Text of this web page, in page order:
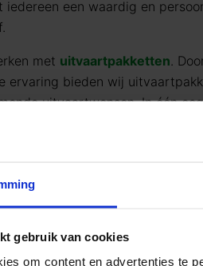
gebruik van cookies
om content en advertenties te
een waardig en
met uitvaartpakketten.
ervaring bieden wij
uitvaartwensen. In één
(eerlijke) prijzen. U betaalt op
en wat past binnen uw
uiteraard uitbreiden.
te werken, kan Goedkope
afscheid tegen een eerlijk